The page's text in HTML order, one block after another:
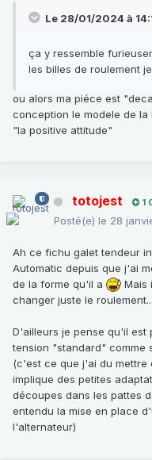
Le 28/01/2024 à
ça y ressemble
les billes de roulement
ou alors ma piéce est
conception le modele de la
"la positive attitude"
totojest 1
Posté(e) le 28
Ah ce fichu galet tendeur
Automatic depuis que j'ai
de la forme qu'il a
Mais
changer juste le roulement...
D'ailleurs je pense qu'il est
tension "standard" comme
(c'est ce que j'ai du mettre
implique des petites
découpes dans les pattes
entendu la mise en place
l'alternateur)